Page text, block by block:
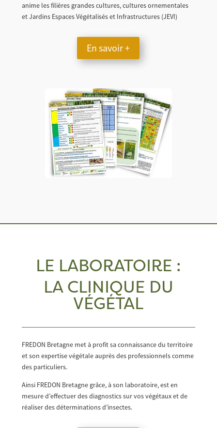
anime les filières grandes cultures, cultures ornementales
et Jardins Espaces Végétalisés et Infrastructures (JEVI)
En savoir +
LE LABORATOIRE :
LA CLINIQUE DU
VÉGÉTAL
FREDON Bretagne met à profit sa connaissance du territoire
et son expertise végétale auprès des professionnels comme
des particuliers.
Ainsi FREDON Bretagne grâce, à son laboratoire, est en
mesure d’effectuer des diagnostics sur vos végétaux et de
réaliser des déterminations d’insectes.